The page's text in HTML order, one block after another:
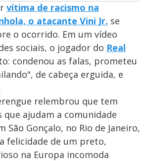
vítima de racismo na
o atacante Vini Jr. se
o ocorrido. Em um vídeo
sociais, o jogador do Real
condenou as falas, prometeu
de cabeça erguida, e
relembrou que tem
que ajudam a comunidade
São Gonçalo, no Rio de Janeiro,
felicidade de um preto,
na Europa incomoda